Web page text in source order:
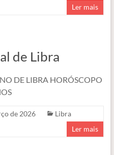
Ler mais
de Libra
DE LIBRA HORÓSCOPO
de 2026
Libra
Ler mais